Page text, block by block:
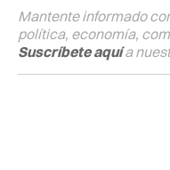
Mantente informado
política, economía,
Suscríbete aquía